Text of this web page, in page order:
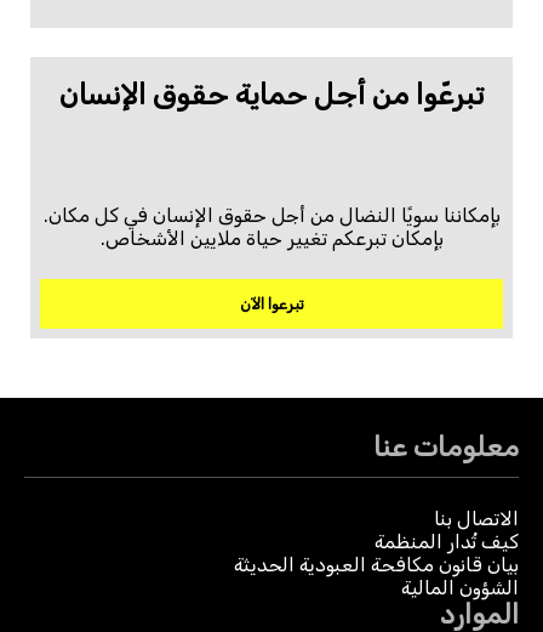
تبرعّوا من أجل حماية حقوق الإنسان
بإمكاننا سويًا النضال من أجل حقوق الإنسان في كل مكان.
بإمكان تبرعكم تغيير حياة ملايين الأشخاص.
تبرعوا الآن
معلومات عنا
الاتصال بنا
كيف تُدار المنظمة
بيان قانون مكافحة العبودية الحديثة
الشؤون المالية
الموارد